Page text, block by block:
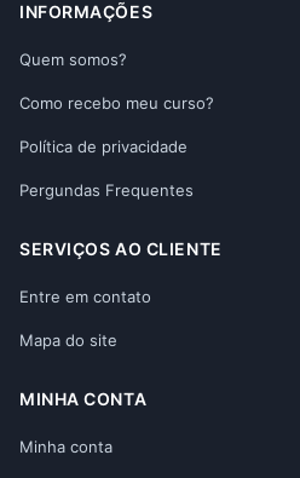
INFORMAÇÕES
Quem somos?
Como recebo meu curso?
Política de privacidade
Pergundas Frequentes
SERVIÇOS AO CLIENTE
Entre em contato
Mapa do site
MINHA CONTA
Minha conta